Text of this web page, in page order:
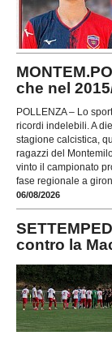
che nel
POLLENZA – Lo
ricordi indelebili. A
stagione calcistica,
ragazzi del
vinto il campionato
fase regionale a
06/08/2026
contro la